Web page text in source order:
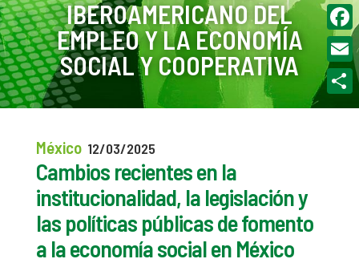
IBEROAMERICANO DEL
EMPLEO Y LA ECONOMÍA
SOCIAL Y COOPERATIVA
México 12/03/2025
Cambios recientes en la
institucionalidad, la legislación y
las políticas públicas de fomento
a la economía social en México
X
Email